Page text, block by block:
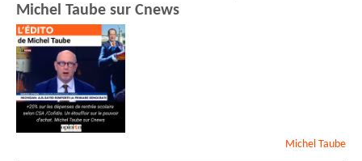
Michel Taube sur Cnews
Michel Taube